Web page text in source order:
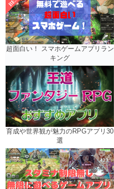
超面白い！ スマホゲームアプリラン
キング
育成や世界観が魅力のRPGアプリ30
選